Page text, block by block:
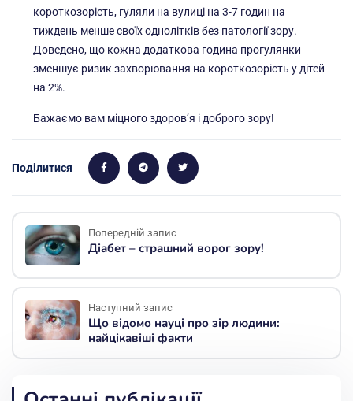
короткозорість, гуляли на вулиці на 3-7 годин на
тиждень менше своїх однолітків без патології зору.
Доведено, що кожна додаткова година прогулянки
зменшує ризик захворювання на короткозорість у дітей
на 2%.
Бажаємо вам міцного здоров’я і доброго зору!
Поділитися
Попередній запис
Діабет – страшний ворог зору!
Наступний запис
Що відомо науці про зір людини:
найцікавіші факти